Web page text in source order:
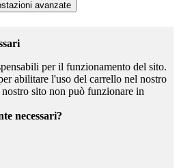
per il funzionamento del sito.
abilitare l'uso del carrello nel nostro
sito non può funzionare in
necessari?